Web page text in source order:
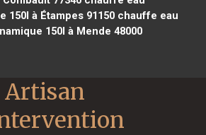
150l à Étampes 91150 chauffe eau
150l à Mende 48000
Artisan